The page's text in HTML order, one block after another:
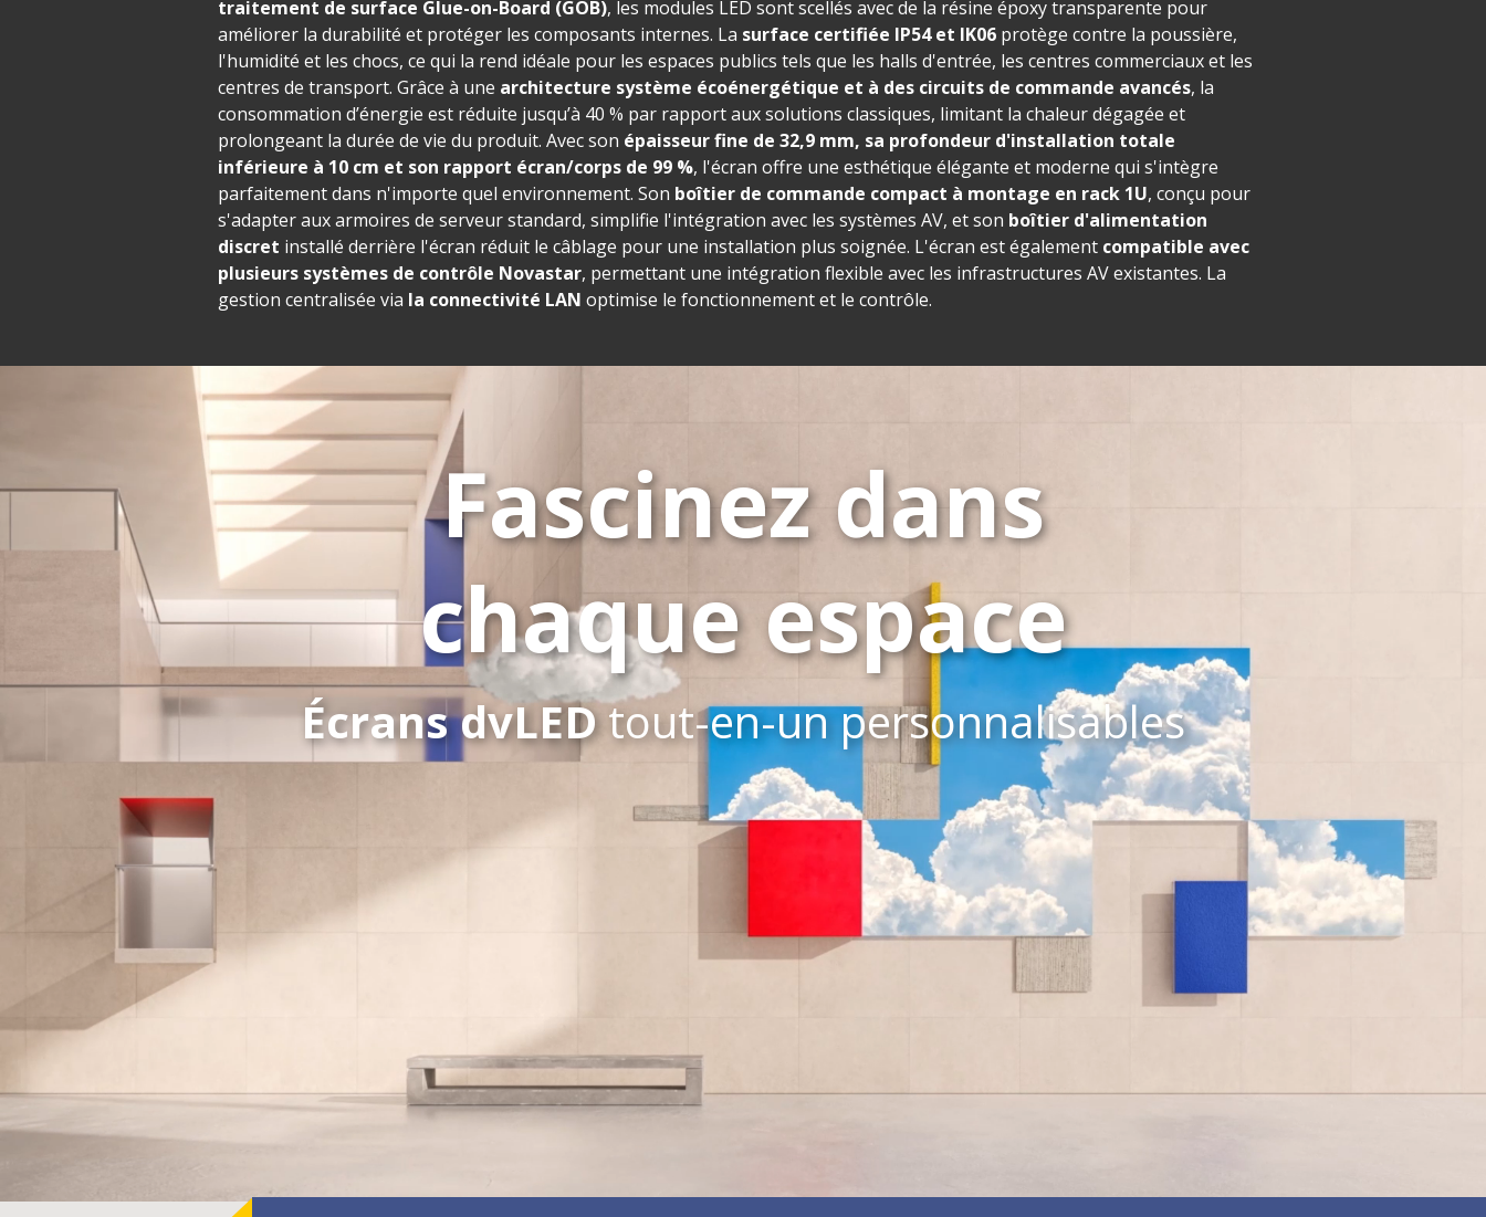
traitement de surface Glue-on-Board (GOB), les modules LED sont scellés avec de la résine époxy transparente pour
améliorer la durabilité et protéger les composants internes. La surface certifiée IP54 et IK06 protège contre la poussière,
l'humidité et les chocs, ce qui la rend idéale pour les espaces publics tels que les halls d'entrée, les centres commerciaux et les
centres de transport. Grâce à une architecture système écoénergétique et à des circuits de commande avancés, la
consommation d’énergie est réduite jusqu’à 40 % par rapport aux solutions classiques, limitant la chaleur dégagée et
prolongeant la durée de vie du produit. Avec son épaisseur fine de 32,9 mm, sa profondeur d'installation totale
inférieure à 10 cm et son rapport écran/corps de 99 %, l'écran offre une esthétique élégante et moderne qui s'intègre
parfaitement dans n'importe quel environnement. Son boîtier de commande compact à montage en rack 1U, conçu pour
s'adapter aux armoires de serveur standard, simplifie l'intégration avec les systèmes AV, et son boîtier d'alimentation
discret installé derrière l'écran réduit le câblage pour une installation plus soignée. L'écran est également compatible avec
plusieurs systèmes de contrôle Novastar, permettant une intégration flexible avec les infrastructures AV existantes. La
gestion centralisée via la connectivité LAN optimise le fonctionnement et le contrôle.
Fascinez dans
chaque espace
Écrans dvLEDtout-en-un personnalisables